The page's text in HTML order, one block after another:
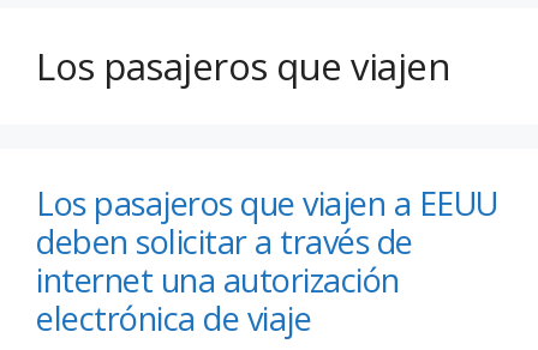
Los pasajeros que viajen
Los pasajeros que viajen a EEUU
deben solicitar a través de
internet una autorización
electrónica de viaje